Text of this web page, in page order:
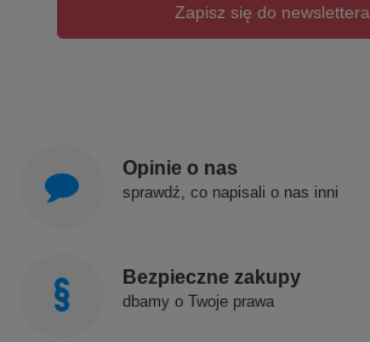
Zapisz się do newslettera
Opinie o nas
sprawdź, co napisali o nas inni
Bezpieczne zakupy
dbamy o Twoje prawa